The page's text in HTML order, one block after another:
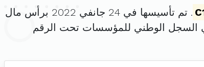
. تم تأسيسها في 24 جانفي 2022 برأس مال
السجل الوطني للمؤسسات تحت الرقم